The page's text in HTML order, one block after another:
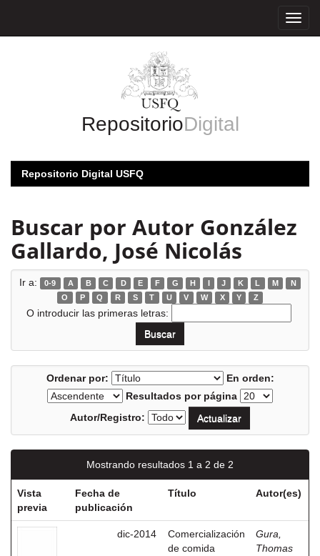
RepositorioDigital
Repositorio Digital USFQ
Buscar por Autor González
Gallardo, José Nicolás
Ir a: 0-9 A B C D E F G H I J K L M
N
O
P Q R S T U V W X Y Z
O introducir las primeras letras:
Ordenar por:
En orden:
Resultados por página
Autor/Registro:
Mostrando resultados 1 a 2 de 2
Vista
previa
Fecha de
publicación
Título Autor(es)
dic-2014
Comercialización
de comida
Gura,
Thomas